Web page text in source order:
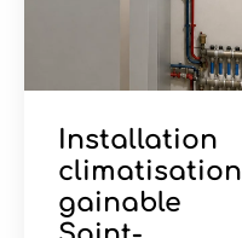
Installation
climatisation
gainable